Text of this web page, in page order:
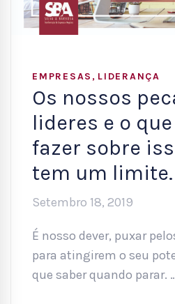
EMPRESAS , LIDERANÇA
Os nossos
lideres e o
fazer sobre
tem um limite.
Setembro 18, 2019
É nosso dever, puxar
para atingirem o seu
que saber quando parar.